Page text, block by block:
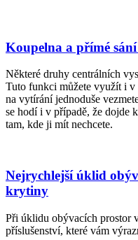
Koupelna a přímé
Některé druhy centrálních
Tuto funkci můžete využít i v
na vytírání jednoduše
se hodí i v případě, že dojde
tam, kde ji mít nechcete.
Nejrychlejší úklid
krytiny
Při úklidu obývacích prostor
příslušenství, které vám